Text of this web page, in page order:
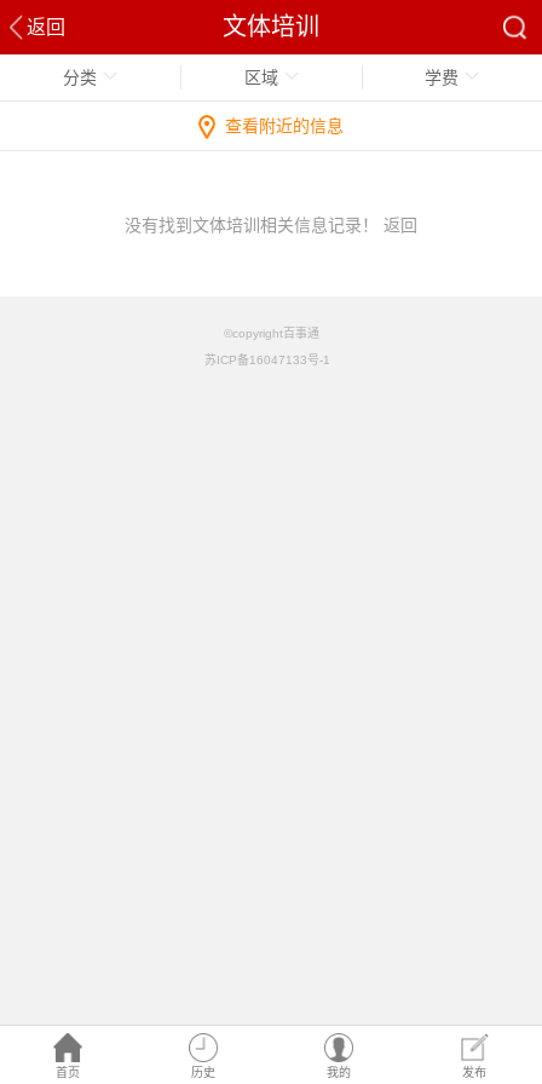
返回 文体培训
首页 历史 我的 发布
分类 区域 学费
查看附近的信息
没有找到文体培训相关信息记录！ 返回
©copyright百事通
苏ICP备16047133号-1